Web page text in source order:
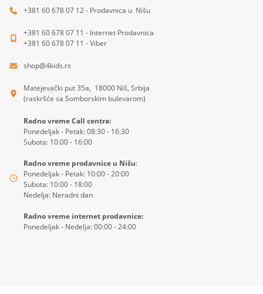
+381 60 678 07 12 - Prodavnica u Nišu
+381 60 678 07 11 - Internet Prodavnica
+381 60 678 07 11 - Viber
shop@4kids.rs
Matejevački put 35a, 18000 Niš, Srbija
(raskršće sa Somborskim bulevarom)
Radno vreme Call centra:
Ponedeljak - Petak: 08:30 - 16:30
Subota: 10:00 - 16:00
Radno vreme prodavnice u Nišu:
Ponedeljak - Petak: 10:00 - 20:00
Subota: 10:00 - 18:00
Nedelja: Neradni dan
Radno vreme internet prodavnice:
Ponedeljak - Nedelja: 00:00 - 24:00